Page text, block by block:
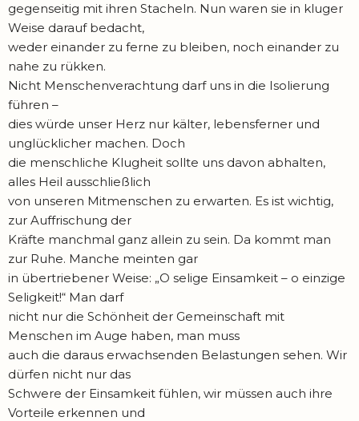
gegenseitig mit ihren Stacheln. Nun waren sie in kluger
Weise darauf bedacht,
weder einander zu ferne zu bleiben, noch einander zu
nahe zu rükken.
Nicht Menschenverachtung darf uns in die Isolierung
führen –
dies würde unser Herz nur kälter, lebensferner und
unglücklicher machen. Doch
die menschliche Klugheit sollte uns davon abhalten,
alles Heil ausschließlich
von unseren Mitmenschen zu erwarten. Es ist wichtig,
zur Auffrischung der
Kräfte manchmal ganz allein zu sein. Da kommt man
zur Ruhe. Manche meinten gar
in übertriebener Weise: „O selige Einsamkeit – o einzige
Seligkeit!“ Man darf
nicht nur die Schönheit der Gemeinschaft mit
Menschen im Auge haben, man muss
auch die daraus erwachsenden Belastungen sehen. Wir
dürfen nicht nur das
Schwere der Einsamkeit fühlen, wir müssen auch ihre
Vorteile erkennen und